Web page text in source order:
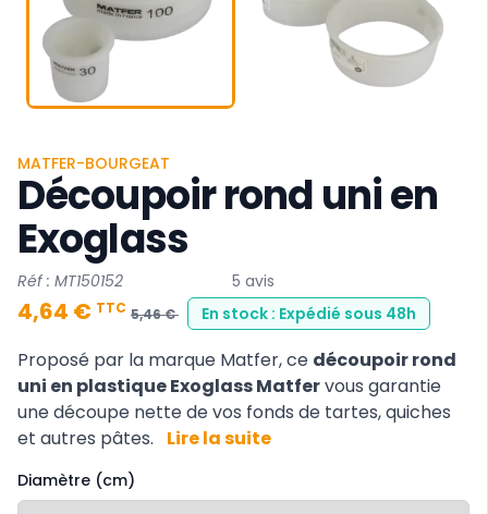
MATFER-BOURGEAT
Découpoir rond uni en
Exoglass
Réf : MT150152 5 avis
4,64 € TTC 5,46 € En stock : Expédié sous 48h
Proposé par la marque Matfer, ce découpoir rond
uni en plastique Exoglass Matfervous garantie
une découpe nette de vos fonds de tartes, quiches
et autres pâtes.
Lire la suite
Diamètre (cm)